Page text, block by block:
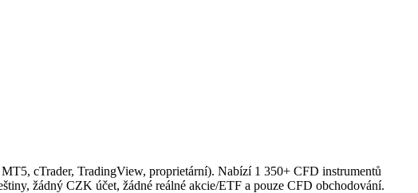
cTrader, TradingView, proprietární). Nabízí 1 350+ CFD instrumentů
žádný CZK účet, žádné reálné akcie/ETF a pouze CFD obchodování.